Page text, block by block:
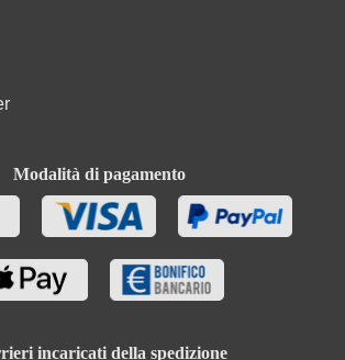
Modalità di pagamento
incaricati della spedizione